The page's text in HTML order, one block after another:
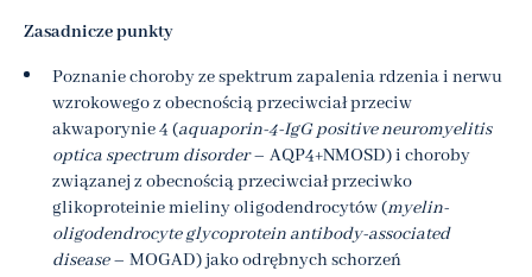
Zasadnicze punkty
Poznanie choroby ze spektrum zapalenia rdzenia i nerwu
wzrokowego z obecnością przeciwciał przeciw
akwaporynie 4 (aquaporin-4-IgG positive neuromyelitis
optica spectrum disorder– AQP4+NMOSD) i choroby
związanej z obecnością przeciwciał przeciwko
glikoproteinie mieliny oligodendrocytów (myelin-
oligodendrocyte glycoprotein antibody-associated
disease– MOGAD) jako odrębnych schorzeń